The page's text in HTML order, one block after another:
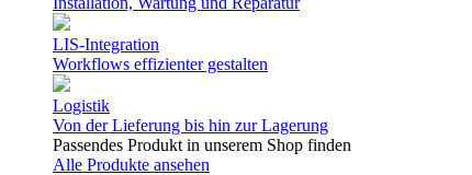
LIS-Integration
Workflows effizienter gestalten
Logistik
Von der Lieferung bis hin zur Lagerung
Passendes Produkt in unserem Shop finden
Alle Produkte ansehen